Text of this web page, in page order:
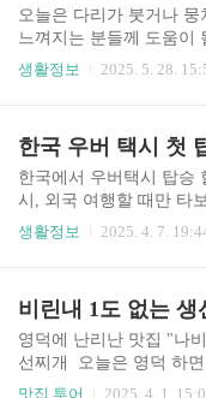
서울, 부산, 대구 등 주요
반 택시 호출이 가능하고
되어 번거로움 없이 탑
은 처음 이용 시 무려 세
→ ..
오늘은 다리가 붓거나 뭉
느껴지는 분들께 도움이
리려고 해요.저는 평소에
이 많았고요. 저희집에
가 많다고 뭐라할 정도로
구매하는 편이라 마사지
어요. 그나마 다 정리하
기기가 풀리오였는데, 한
긴 했어요. 그런데 뭔가
지 않더라고요. 무언가
생활정보 2025. 5. 28.
한국에서 우버택시 탑승
시, 외국 여행할 때만 타
서도 우버 택시를 탈 수
까지 준비했어요.오늘은
받는 방법을 상세히 알려
시 첫 탑승 할인 프로모션
XI ” 를 입력하면 최대
생활정보 2025. 4. 7.
영덕에 난리난 맛집 "나
선찌개 오늘은 영덕 하
집, ‘나비산 기사식당’을
맛집 투어 2025. 4. 1.